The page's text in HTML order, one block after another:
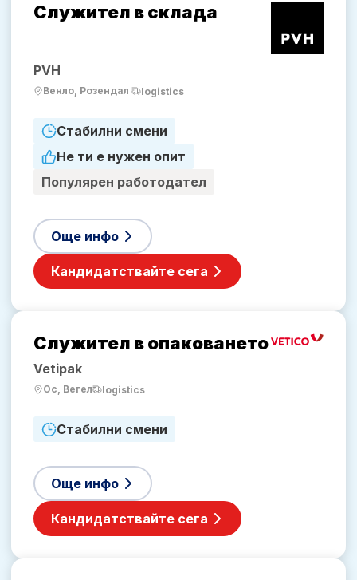
Служител в склада
PVH
Венло, Розендал logistics
Стабилни смени
Не ти е нужен опит
Популярен работодател
Още инфо
Кандидатствайте сега
Служител в опаковането
Vetipak
Ос, Вегел logistics
Стабилни смени
Още инфо
Кандидатствайте сега